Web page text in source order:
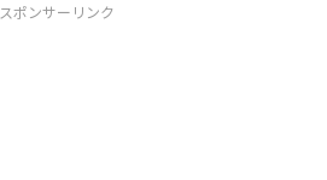
スポンサーリンク